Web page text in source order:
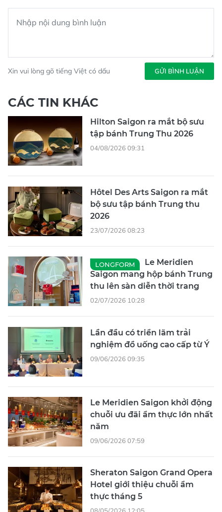
Xin vui lòng gõ tiếng Việt có dấu GỬI BÌNH LUẬN
CÁC TIN KHÁC
Hilton Saigon ra mắt bộ sưu
tập bánh Trung Thu 2026
04/08/2026 09:31
Hôtel Des Arts Saigon ra mắt
bộ sưu tập bánh Trung thu
2026
23/07/2026 08:23
LONGFORM
Le Meridien
Saigon mang hộp bánh Trung
thu lên sàn diễn thời trang
02/07/2026 10:28
Lần đầu có triển lãm trải
nghiệm đồ uống cao cấp từ Ý
09/06/2026 09:35
Le Meridien Saigon khởi động
chuỗi ưu đãi ẩm thực lớn nhất
năm
09/06/2026 07:59
Sheraton Saigon Grand Opera
Hotel giới thiệu chuỗi ẩm
thực tháng 5
08/05/2026 12:05